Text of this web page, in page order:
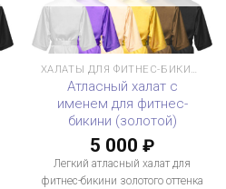
ХАЛАТЫ ДЛЯ ФИТНЕС-БИКИНИ
Атласный халат с
именем для фитнес-
бикини (золотой)
5 000 ₽
Легкий атласный халат для
фитнес-бикини золотого оттенка